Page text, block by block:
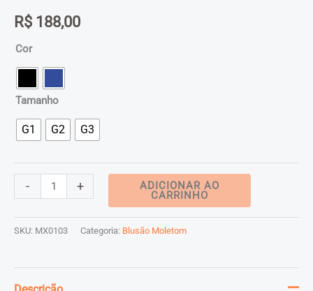
R$ 188,00
Cor
Tamanho
G1 G2 G3
-
Moletom
Masculina
+ ADICIONAR AO
CARRINHO
SKU: MX0103 Categoria: Blusão Moletom